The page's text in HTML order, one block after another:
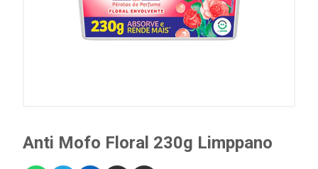
Anti Mofo Floral 230g Limppano